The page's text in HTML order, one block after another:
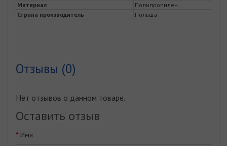
Материал
Полипропилен
Страна производитель
Польша
Отзывы (0)
Нет отзывов о данном товаре.
Оставить отзыв
Имя